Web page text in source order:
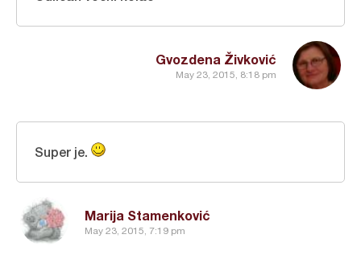
Gvozdena Živković
May 23, 2015, 8:18 pm
Marija Stamenković
May 23, 2015, 7:19 pm
Super je.